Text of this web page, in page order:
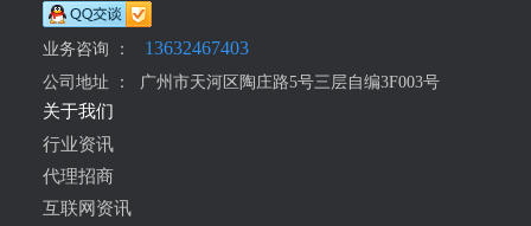
业务咨询 ： 13632467403
公司地址 ：
广州市天河区陶庄路5号三层自编3F003号
关于我们
行业资讯
代理招商
互联网资讯